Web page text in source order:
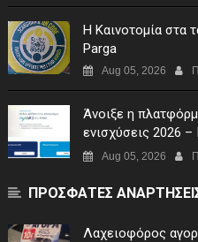
Η Καινοτομία στα
Parga
Aug 05, 2026
Άνοιξε η
ενισχύσεις 2026
Αίτηση Ενίσχυσης
Aug 05, 2026
ΠΡΟΣΦΑΤΕΣ
Λαχειοφόρος